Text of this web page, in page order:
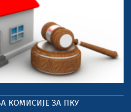
КОМИСИЈЕ ЗА ПКУ